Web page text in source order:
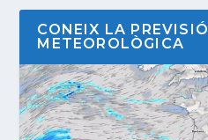
CONEIX LA PREVISIÓ
METEOROLÒGICA